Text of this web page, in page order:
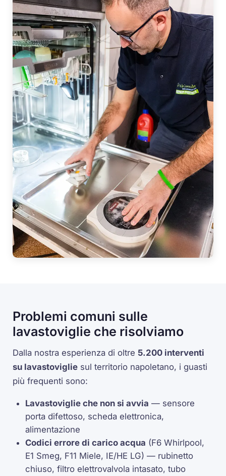
Problemi comuni sulle
lavastoviglie che risolviamo
Dalla nostra esperienza di oltre 5.200 interventi
su lavastoviglie sul territorio napoletano, i guasti
più frequenti sono:
Lavastoviglie che non si avvia — sensore
porta difettoso, scheda elettronica,
alimentazione
Codici errore di carico acqua (F6 Whirlpool,
E1 Smeg, F11 Miele, IE/HE LG) — rubinetto
chiuso, filtro elettrovalvola intasato, tubo